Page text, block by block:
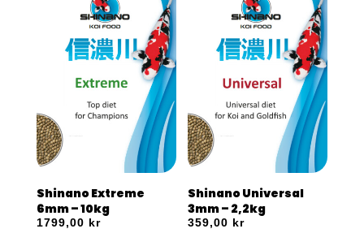
Shinano Extreme
6mm – 10kg
1799,00 kr
Shinano Universal
3mm – 2,2kg
359,00 kr